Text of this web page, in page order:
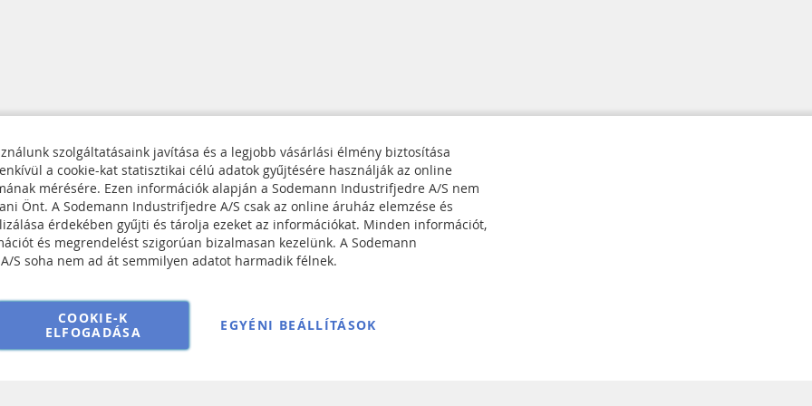
cookie irányelv
Iratkozzon
fel
hírlevelünkre:
szolgáltatásaink javítása és a legjobb vásárlási élmény biztosítása
a cookie-kat statisztikai célú adatok gyűjtésére használják az online
mérésére. Ezen információk alapján a Sodemann Industrifjedre A/S nem
Önt. A Sodemann Industrifjedre A/S csak az online áruház elemzése és
érdekében gyűjti és tárolja ezeket az információkat. Minden információt,
és megrendelést szigorúan bizalmasan kezelünk. A Sodemann
S soha nem ad át semmilyen adatot harmadik félnek.
COOKIE-K
ELFOGADÁSA
EGYÉNI BEÁLLÍTÁSOK